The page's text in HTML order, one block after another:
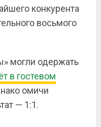
конкурента
восьмого
могли одержать
в гостевом
омичи
— 1:1.